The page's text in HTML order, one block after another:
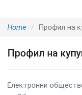
Home Профил на
Профил на
Електронни